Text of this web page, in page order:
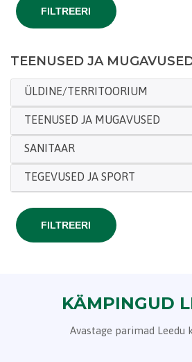
FILTREERI
TEENUSED JA
ÜLDINE/TERRITOORIUM
TEENUSED JA MUGAVUSED
SANITAAR
TEGEVUSED JA SPORT
FILTREERI
KÄMPINGUD
Avastage parimad Leedu